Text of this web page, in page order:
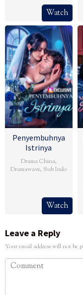
Watch
Penyembuhnya
Istrinya
Drama China,
Dramawave, Sub Indo
Watch
Leave a Reply
Your email address will not be